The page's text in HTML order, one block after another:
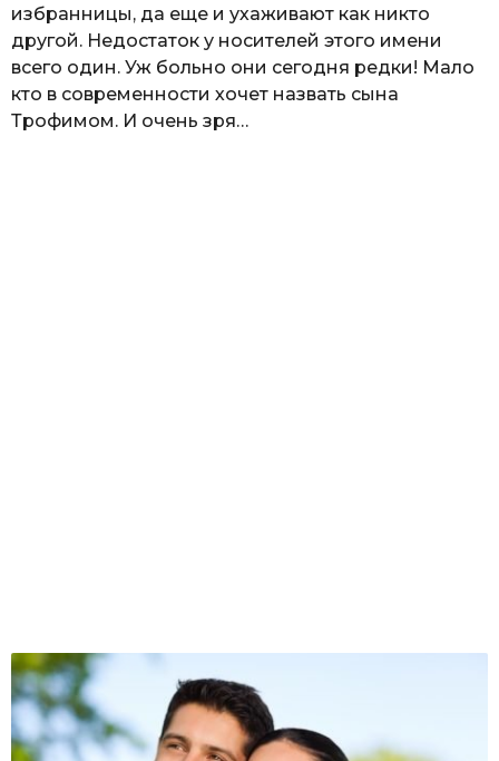
избранницы, да еще и ухаживают как никто
другой. Недостаток у носителей этого имени
всего один. Уж больно они сегодня редки! Мало
кто в современности хочет назвать сына
Трофимом. И очень зря…